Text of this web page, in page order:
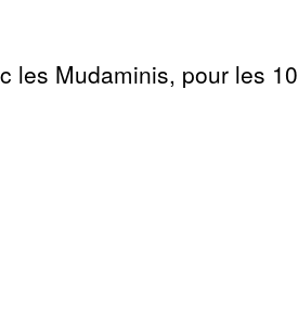
les Mudaminis, pour les 10